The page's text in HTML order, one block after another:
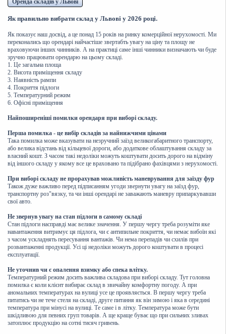
Оренда складів у Львові
Як правильно вибрати склад у Львові у 2026 році.
Як показує наш досвід, а це понад 15 років на ринку комерційної нерухомості. Ми
переконались що орендарі найчастіше звертабть увагу на ціну та площу не
враховуючи інших чинників. А на практиці саме інші чинники визначають чи буде
зручно працювати орендарю на цьому складі.
1. Це загальна площа
2. Висота приміщення складу
3. Наявність рампи
4. Покриття підлоги
5. Температурний режим
6. Офісні приміщення
Найпоширеніші помилки орендаря при виборі складу.
Перша помилка - це вибір складів за найнижчими цінами
Така помилка може вказувати на незручний заїзд великогабаритного транспорту,
або велика відстань від кільцевої дороги, або додаткове облаштування складу за
власний кошт. З часом такі недоліки можуть коштувати досить дорого на відміну
від іншого складу у якому все це враховано та підібрано фахівцями з нерухомості.
При виборі складу не прорахував можливість маневрування для заїзду фур
Також дуже важливо перед підписанням угоди звернути увагу на заїзд фур,
транспортну роз"вязку, та чи інші орендарі не заважають маневру припаркувавши
свої авто.
Не звернув увагу на стан підлоги в самому складі
Стан підлоги насправді має велике значення. У першу чергу треба розуміти яке
навантаження витримує ця підлога, чи є антипильне покриття, чи немає вибоїн які
з часом ускладнять пересування вантажів. Чи нема перепадів чи схилів при
розвантаженні продукції. Усі ці недоліки можуть дорого коштувати в процесі
експлуатації.
Не уточнив чи є опалення взимку або спека влітку.
Температурний режим досить важлива складова при виборі складу. Тут головна
помилка є коли клієнт вибирає склад в звичайну комфортну погоду. А при
аномальних температурах на вулиці усе це проявляється. В першу чергу треба
питатись чи не тече стеля на складі, друге питання як він зимою і яка в середині
температура при мінусі на вулиці. Те саме і в літку. Температура може бути
шкідливою для певних груп товарів. А ще краще буває що при сильних зливах
затоплює продукцію на сотні тисяч гривень.